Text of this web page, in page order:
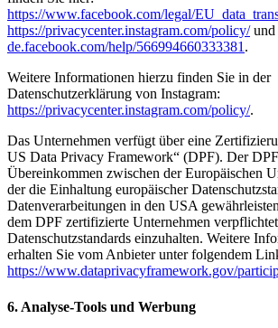
https://www.facebook.com/legal/
https://privacycenter.instagram.com/policy/und
de.facebook.com/help/566994660333381.
Weitere Informationen hierzu finden Sie in der
Datenschutzerklärung von Instagram:
https://privacycenter.instagram.com/policy/.
Das Unternehmen verfügt über eine
US Data Privacy Framework“ (DPF). Der
Übereinkommen zwischen der Europäischen
der die Einhaltung europäischer
Datenverarbeitungen in den USA
dem DPF zertifizierte Unternehmen
Datenschutzstandards einzuhalten. Weitere
erhalten Sie vom Anbieter unter folgendem
https://www.dataprivacyframework.gov/
6. Analyse-Tools und Werbung